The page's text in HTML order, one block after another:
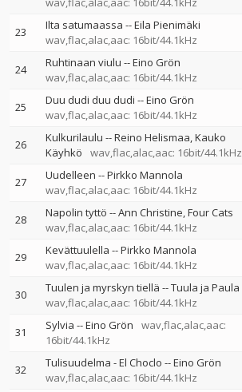
23 Ilta satumaassa --Eila Pienimäki
wav,flac,alac,aac: 16bit/44.1kHz
24 Ruhtinaan viulu --Eino Grön
wav,flac,alac,aac: 16bit/44.1kHz
25 Duu dudi duu dudi --Eino Grön
wav,flac,alac,aac: 16bit/44.1kHz
26 Kulkurilaulu --Reino Helismaa Kauko
Käyhkö
wav,flac,alac,aac: 16bit/44.1kHz
27 Uudelleen --Pirkko Mannola
wav,flac,alac,aac: 16bit/44.1kHz
28 Napolin tyttö --Ann Christine Four Cats
wav,flac,alac,aac: 16bit/44.1kHz
29 Kevättuulella --Pirkko Mannola
wav,flac,alac,aac: 16bit/44.1kHz
30 Tuulen ja myrskyn tiellä --Tuula ja Paula
wav,flac,alac,aac: 16bit/44.1kHz
31 Sylvia --Eino Grön
wav,flac,alac,aac:
16bit/44.1kHz
32 Tulisuudelma - El Choclo --Eino Grön
wav,flac,alac,aac: 16bit/44.1kHz